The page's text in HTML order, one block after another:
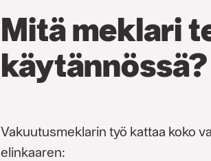
Mitä meklari
käytännössä?
Vakuutusmeklarin työ kattaa koko
elinkaaren: